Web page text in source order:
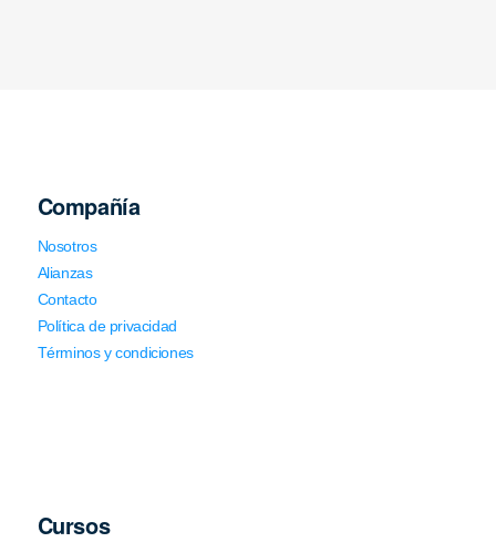
Compañía
Nosotros
Alianzas
Contacto
Política de privacidad
Términos y condiciones
Cursos